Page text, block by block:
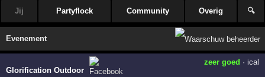
Jij Partyflock Community Overig 🔍
Evenement
Glorification Outdoor
zeer goed · ical